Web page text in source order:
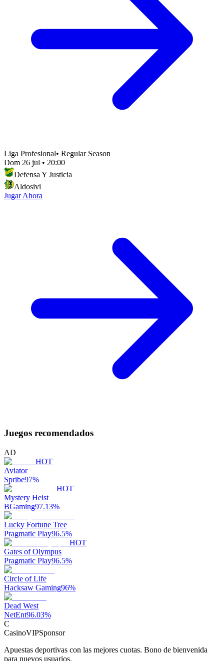
Liga Profesional• Regular Season
Dom 26 jul • 20:00
Defensa Y Justicia
Aldosivi
Jugar Ahora
Juegos recomendados
AD
HOT
Aviator
Spribe97%
HOT
Mystery Heist
BGaming97.13%
Lucky Fortune Tree
Pragmatic Play96.5%
HOT
Gates of Olympus
Pragmatic Play96.5%
Circle of Life
Hacksaw Gaming96%
Dead West
NetEnt96.03%
C
CasinoVIPSponsor
Apuestas deportivas con las mejores cuotas. Bono de bienvenida
para nuevos usuarios.